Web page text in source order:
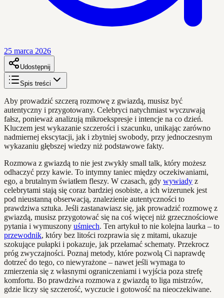
25 marca 2026
Udostępnij
Spis treści
Aby prowadzić szczerą rozmowę z gwiazdą, musisz być
autentyczny i przygotowany. Celebryci natychmiast wyczuwają
fałsz, ponieważ analizują mikroekspresje i intencje na co dzień.
Kluczem jest wykazanie szczerości i szacunku, unikając zarówno
nadmiernej ekscytacji, jak i zbytniej swobody, przy jednoczesnym
wykazaniu głębszej wiedzy niż podstawowe fakty.
Rozmowa z gwiazdą to nie jest zwykły small talk, który możesz
odhaczyć przy kawie. To intymny taniec między oczekiwaniami,
ego, a brutalnym światłem fleszy. W czasach, gdy wywiady z
celebrytami stają się coraz bardziej osobiste, a ich wizerunek jest
pod nieustanną obserwacją, znalezienie autentyczności to
prawdziwa sztuka. Jeśli zastanawiasz się, jak prowadzić rozmowę z
gwiazdą, musisz przygotować się na coś więcej niż grzecznościowe
pytania i wymuszony uśmiech. Ten artykuł to nie kolejna laurka – to
przewodnik, który bez litości rozprawia się z mitami, ukazuje
szokujące pułapki i pokazuje, jak przełamać schematy. Przekrocz
próg zwyczajności. Poznaj metody, które pozwolą Ci naprawdę
dotrzeć do tego, co niewyrażone – nawet jeśli wymaga to
zmierzenia się z własnymi ograniczeniami i wyjścia poza strefę
komfortu. Bo prawdziwa rozmowa z gwiazdą to liga mistrzów,
gdzie liczy się szczerość, wyczucie i gotowość na nieoczekiwane.